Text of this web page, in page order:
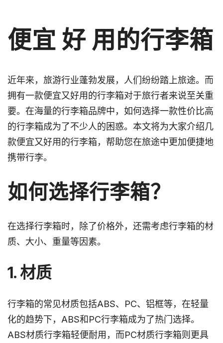
便宜 好 用的行李箱
近年来，旅游行业蓬勃发展，人们纷纷踏上旅途。而
拥有一款便宜又好用的行李箱对于旅行者来说至关重
要。在海量的行李箱品牌中，如何选择一款性价比高
的行李箱成为了不少人的困惑。本文将为大家介绍几
款便宜又好用的行李箱，帮助您在旅途中更加便捷地
携带行李。
如何选择行李箱？
在选择行李箱时，除了价格外，还需考虑行李箱的材
质、大小、重量等因素。
1. 材质
行李箱的常见材质包括ABS、PC、铝框等，在轻量
化的趋势下，ABS和PC行李箱成为了热门选择。
ABS材质行李箱轻便耐用，而PC材质行李箱则更具